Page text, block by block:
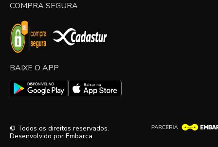
COMPRA SEGURA
BAIXE O APP
© Todos os direitos reservados.
Desenvolvido por Embarca